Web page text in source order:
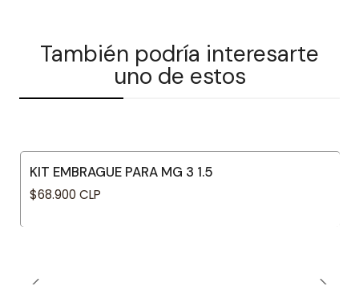
También podría interesarte
uno de estos
KIT EMBRAGUE PARA MG 3 1.5
$68.900 CLP